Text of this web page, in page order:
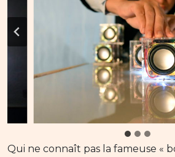
Qui ne connaît pas la fameuse «